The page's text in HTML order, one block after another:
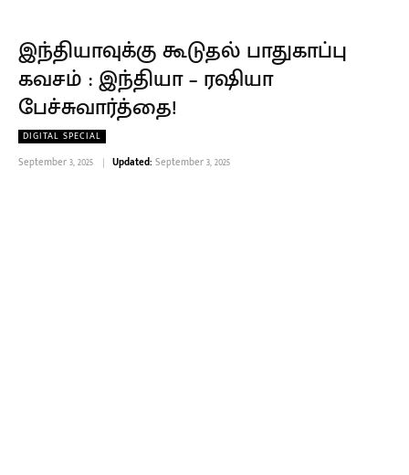
இந்தியாவுக்கு கூடுதல் பாதுகாப்பு
கவசம் : இந்தியா – ரஷியா
பேச்சுவார்த்தை!
DIGITAL SPECIAL
September 3, 2025 Updated: September 3, 2025